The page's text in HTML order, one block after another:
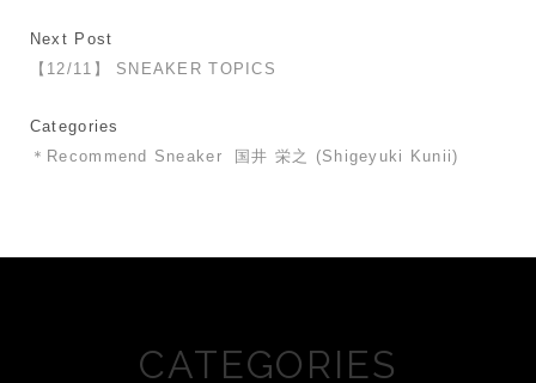
Next Post
【12/11】 SNEAKER TOPICS
Categories
＊Recommend Sneaker
国井 栄之 (Shigeyuki Kunii)
CATEGORIES